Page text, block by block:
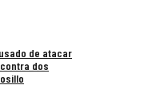
de atacar
dos